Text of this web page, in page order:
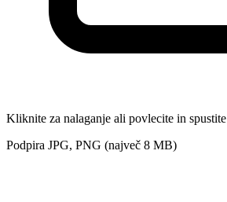
Kliknite za nalaganje ali povlecite in spustite
Podpira JPG, PNG (največ 8 MB)